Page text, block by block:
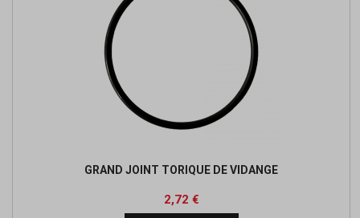
GRAND JOINT TORIQUE DE VIDANGE
Prix
2,72 €Prix